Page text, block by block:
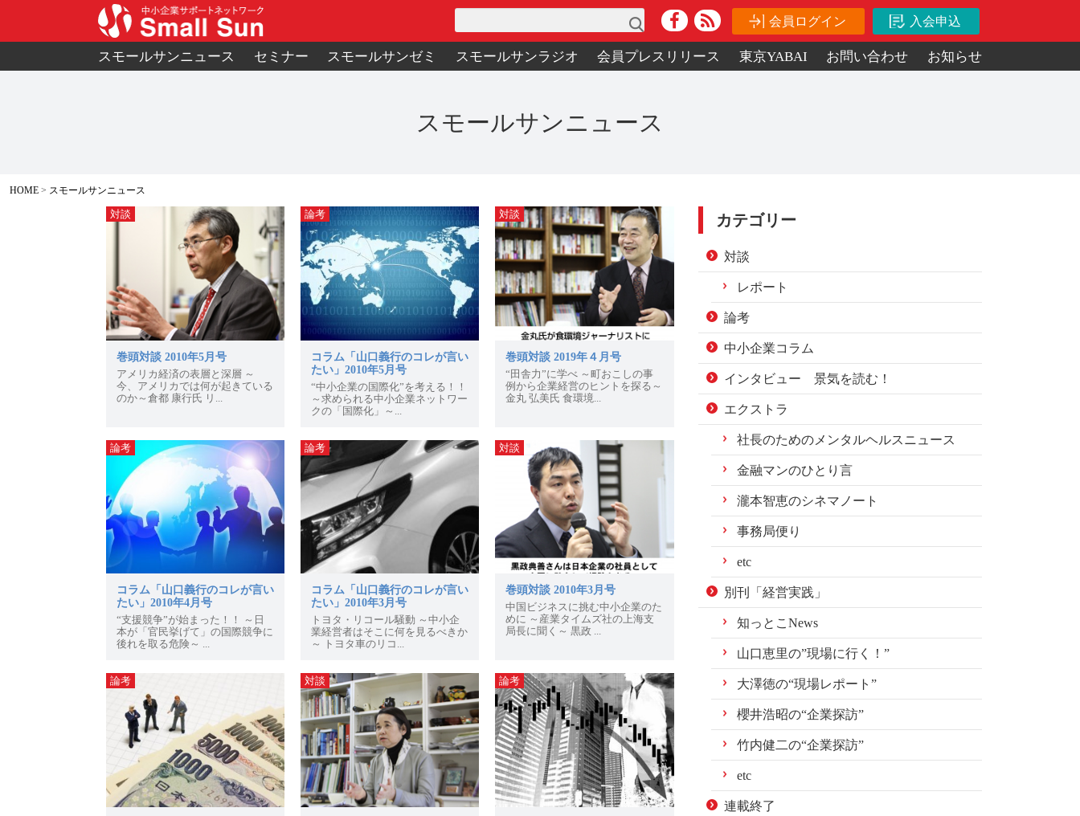
検索 会員ログイン 入会申込
スモールサンニュース セミナー スモールサンゼミ スモールサンラジオ 会員プレスリリース 東京YABAI お問い合わせ お知らせ
スモールサンニュース
HOME スモールサンニュース
対談
巻頭対談 2010年5月号
アメリカ経済の表層と深層 ～
今、アメリカでは何が起きている
のか～倉都 康行氏 リ...
論考
コラム「山口義行のコレが言い
たい」2010年5月号
“中小企業の国際化”を考える！！
～求められる中小企業ネットワー
クの「国際化」～...
対談
巻頭対談 2019年４月号
“田舎力”に学べ ～町おこしの事
例から企業経営のヒントを探る～
金丸 弘美氏 食環境...
論考
コラム「山口義行のコレが言い
たい」2010年4月号
“支援競争”が始まった！！ ～日
本が「官民挙げて」の国際競争に
後れを取る危険～ ...
論考
コラム「山口義行のコレが言い
たい」2010年3月号
トヨタ・リコール騒動 ～中小企
業経営者はそこに何を見るべきか
～ トヨタ車のリコ...
対談
巻頭対談 2010年3月号
中国ビジネスに挑む中小企業のた
めに ～産業タイムズ社の上海支
局長に聞く～ 黒政 ...
論考 対談 論考
カテゴリー
対談
レポート
論考
中小企業コラム
インタビュー 景気を読む！
エクストラ
社長のためのメンタルヘルスニュース
金融マンのひとり言
瀧本智恵のシネマノート
事務局便り
etc
別刊「経営実践」
知っとこNews
山口恵里の”現場に行く！”
大澤徳の“現場レポート”
櫻井浩昭の“企業探訪”
竹内健二の“企業探訪”
etc
連載終了